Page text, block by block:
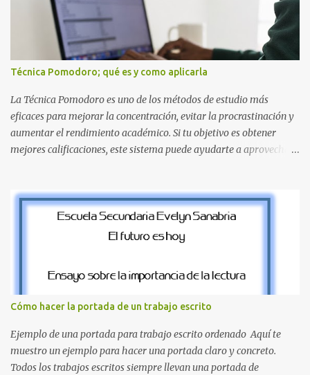
el clásico rojo de la gorra de Mario. Tonos azules : La K y la Ñ , que
destacan por su diseño limpio y audaz. Colores secundarios : La L y
la Q en amarillo brillante, junto con la N y la P en un verde
inspirado en los niveles de los juegos. Formas icónicas : No te
pierdas la letra O , diseñada con ese estilo geométrico tan carac...
Técnica Pomodoro; qué es y como aplicarla
La Técnica Pomodoro es uno de los métodos de estudio más
eficaces para mejorar la concentración, evitar la procrastinación y
aumentar el rendimiento académico. Si tu objetivo es obtener
mejores calificaciones, este sistema puede ayudarte a aprovechar
Técnica Pomodoro es un método de administración del tiempo
creado para mejorar la concentración y la productividad. Consiste
en dividir el estudio en bloques cortos de trabajo intenso,
sistema aprovecha la capacidad natural del cerebro para
mantener la atención durante periodos limitados, lo que permite
aprender más en menos tiempo y recordar mejor la información.
Si alguna vez has sentido que pasas muchas horas frente a los
libros pero aprendes poco, la Técnica Pomodoro puede marcar u...
Cómo hacer la portada de un trabajo escrito
Ejemplo de una portada para trabajo escrito ordenado Aquí te
muestro un ejemplo para hacer una portada claro y concreto.
Todos los trabajos escritos siempre llevan una portada de